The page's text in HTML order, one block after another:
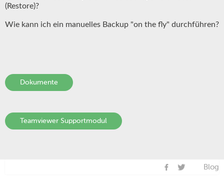
(Restore)?
Wie kann ich ein manuelles Backup "on the fly" durchführen?
Dokumente
Teamviewer Supportmodul
Blog